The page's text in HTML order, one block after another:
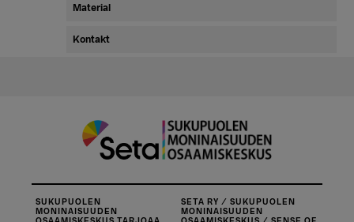
Material
Kontakt
SUKUPUOLEN
MONINAISUUDEN
SETA RY / SUKUPUOLEN
MONINAISUUDEN